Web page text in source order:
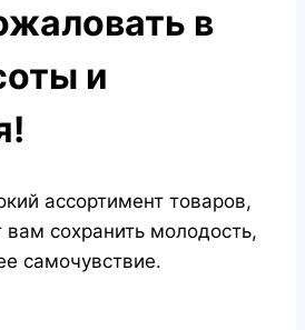
в
и
ассортимент товаров,
вам сохранить молодость,
самочувствие.